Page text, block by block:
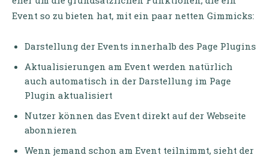
Event so zu bieten hat, mit ein paar netten Gimmicks:
Darstellung der Events innerhalb des Page Plugins
Aktualisierungen am Event werden natürlich
auch automatisch in der Darstellung im Page
Plugin aktualisiert
Nutzer können das Event direkt auf der Webseite
abonnieren
Wenn jemand schon am Event teilnimmt, sieht der